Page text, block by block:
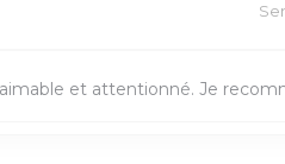
et attentionné. Je